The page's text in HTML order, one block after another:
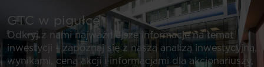
GTC w pigułce
Odkryj z nami najważniejsze informacje na temat
inwestycji - zapoznaj się z naszą analizą inwestycyjną,
wynikami, ceną akcji i informacjami dla akcjonariuszy,